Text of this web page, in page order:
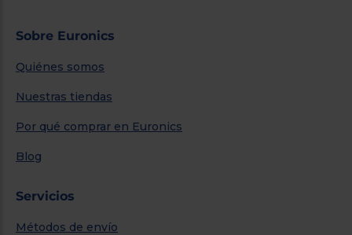
Sobre Euronics
Quiénes somos
Nuestras tiendas
Por qué comprar en Euronics
Blog
Servicios
Métodos de envío